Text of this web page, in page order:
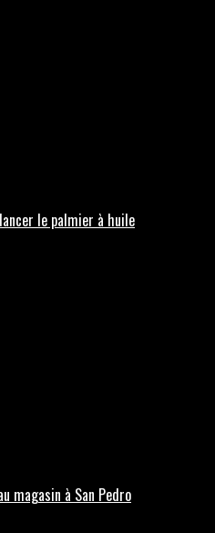
le palmier à huile
magasin à San Pedro